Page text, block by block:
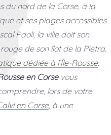
du nord de la Corse, à la
et ses plages accessibles
Paoli, la ville doit son
de son îlot de la Pietra.
dédiée à l’Île-Rousse.
en Corsevous
lors de votre
en Corse, à une